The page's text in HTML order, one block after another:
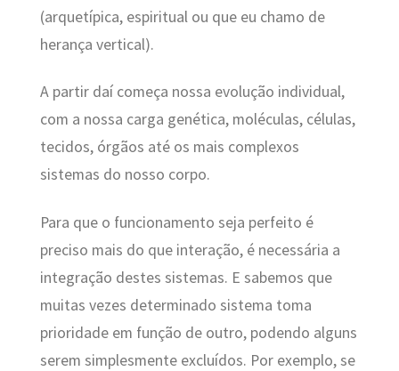
(arquetípica, espiritual ou que eu chamo de
herança vertical).
A partir daí começa nossa evolução individual,
com a nossa carga genética, moléculas, células,
tecidos, órgãos até os mais complexos
sistemas do nosso corpo.
Para que o funcionamento seja perfeito é
preciso mais do que interação, é necessária a
integração destes sistemas. E sabemos que
muitas vezes determinado sistema toma
prioridade em função de outro, podendo alguns
serem simplesmente excluídos. Por exemplo, se